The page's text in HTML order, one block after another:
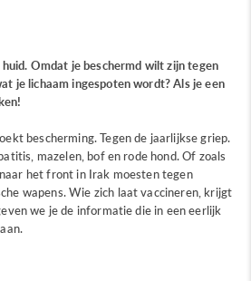
Omdat je beschermd wilt zijn tegen
je lichaam ingespoten wordt?Als je een
bescherming. Tegen de jaarlijkse griep.
mazelen, bof en rode hond. Of zoals
het front in Irak moesten tegen
wapens. Wie zich laat vaccineren, krijgt
we je de informatie die in een eerlijk